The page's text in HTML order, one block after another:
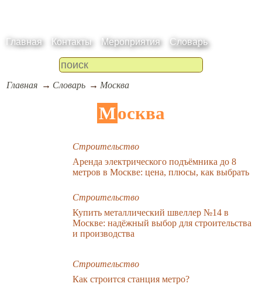
Главная Контакты Мероприятия Словарь
Главная Словарь Москва
Москва
Строительство
Аренда электрического подъёмника до 8
метров в Москве: цена, плюсы, как выбрать
Строительство
Купить металлический швеллер №14 в
Москве: надёжный выбор для строительства
и производства
Строительство
Как строится станция метро?